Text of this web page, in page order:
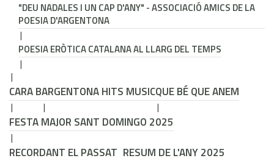
"DEU NADALES I UN CAP D'ANY" - ASSOCIACIÓ AMICS DE LA
POESIA D'ARGENTONA
POESIA ERÒTICA CATALANA AL LLARG DEL TEMPS
CARA BARGENTONA HITS MUSICQUE BÉ QUE ANEM
FESTA MAJOR SANT DOMINGO 2025
RECORDANT EL PASSAT RESUM DE L'ANY 2025